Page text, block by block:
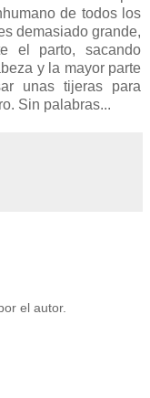
de todos los
demasiado grande,
el parto, sacando
y la mayor parte
unas tijeras para
Sin palabras...
el autor.